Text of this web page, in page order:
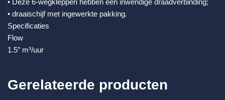
• Deze 6-wegkleppen hebben een inwendige draadverbinding;
• draaischijf met ingewerkte pakking.
Specificaties
Flow
1.5″ m³/uur
Gerelateerde producten